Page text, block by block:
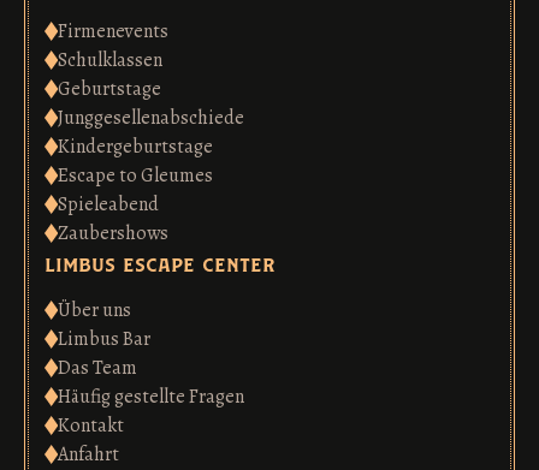
Firmenevents
Schulklassen
Geburtstage
Junggesellenabschiede
Kindergeburtstage
Escape to Gleumes
Spieleabend
Zaubershows
limbus escape center
Über uns
Limbus Bar
Das Team
Häufig gestellte Fragen
Kontakt
Anfahrt